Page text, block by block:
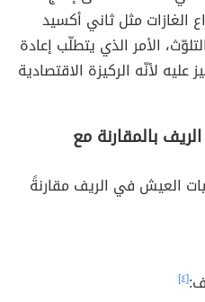
الغازات مثل ثاني أكسيد
الأمر الذي يتطلّب إعادة
لأنّه الركيزة الاقتصادية
بالمقارنة مع
العيش في الريف مقارنةً
[٤]